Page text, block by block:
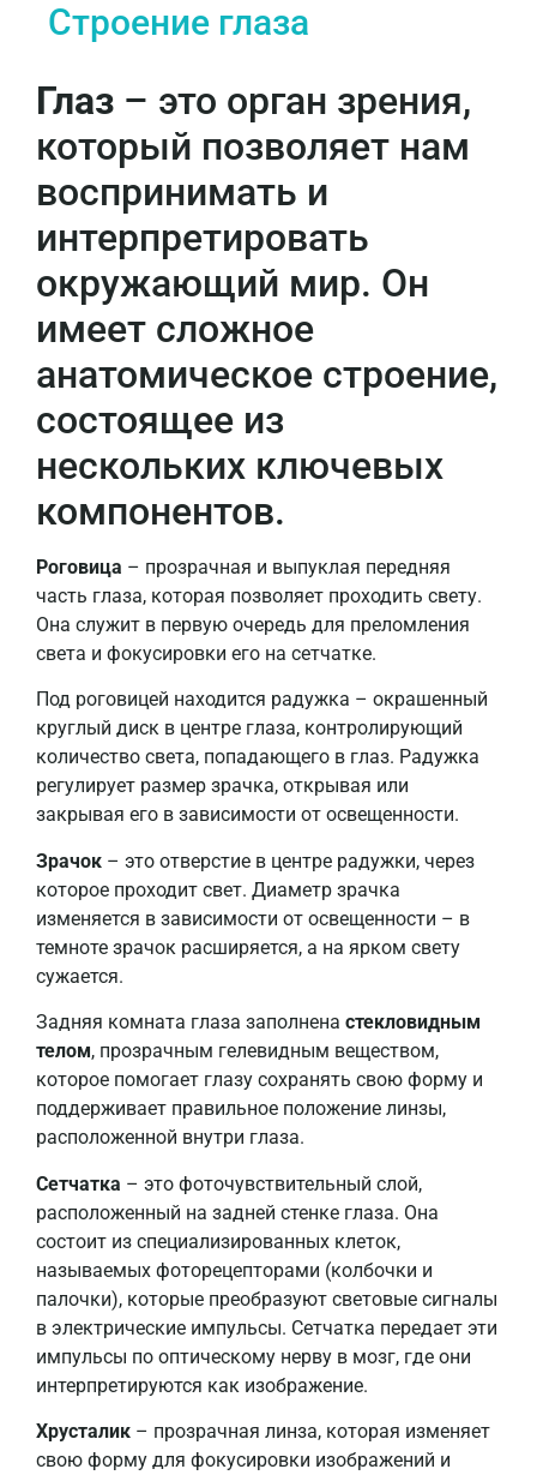
Строение глаза
Глаз – это орган зрения,
который позволяет нам
воспринимать и
интерпретировать
окружающий мир. Он
имеет сложное
анатомическое строение,
состоящее из
нескольких ключевых
компонентов.
Роговица – прозрачная и выпуклая передняя
часть глаза, которая позволяет проходить свету.
Она служит в первую очередь для преломления
света и фокусировки его на сетчатке.
Под роговицей находится радужка – окрашенный
круглый диск в центре глаза, контролирующий
количество света, попадающего в глаз. Радужка
регулирует размер зрачка, открывая или
закрывая его в зависимости от освещенности.
Зрачок – это отверстие в центре радужки, через
которое проходит свет. Диаметр зрачка
изменяется в зависимости от освещенности – в
темноте зрачок расширяется, а на ярком свету
сужается.
Задняя комната глаза заполнена стекловидным
телом, прозрачным гелевидным веществом,
которое помогает глазу сохранять свою форму и
поддерживает правильное положение линзы,
расположенной внутри глаза.
Сетчатка – это фоточувствительный слой,
расположенный на задней стенке глаза. Она
состоит из специализированных клеток,
называемых фоторецепторами (колбочки и
палочки), которые преобразуют световые сигналы
в электрические импульсы. Сетчатка передает эти
импульсы по оптическому нерву в мозг, где они
интерпретируются как изображение.
Хрусталик – прозрачная линза, которая изменяет
свою форму для фокусировки изображений и